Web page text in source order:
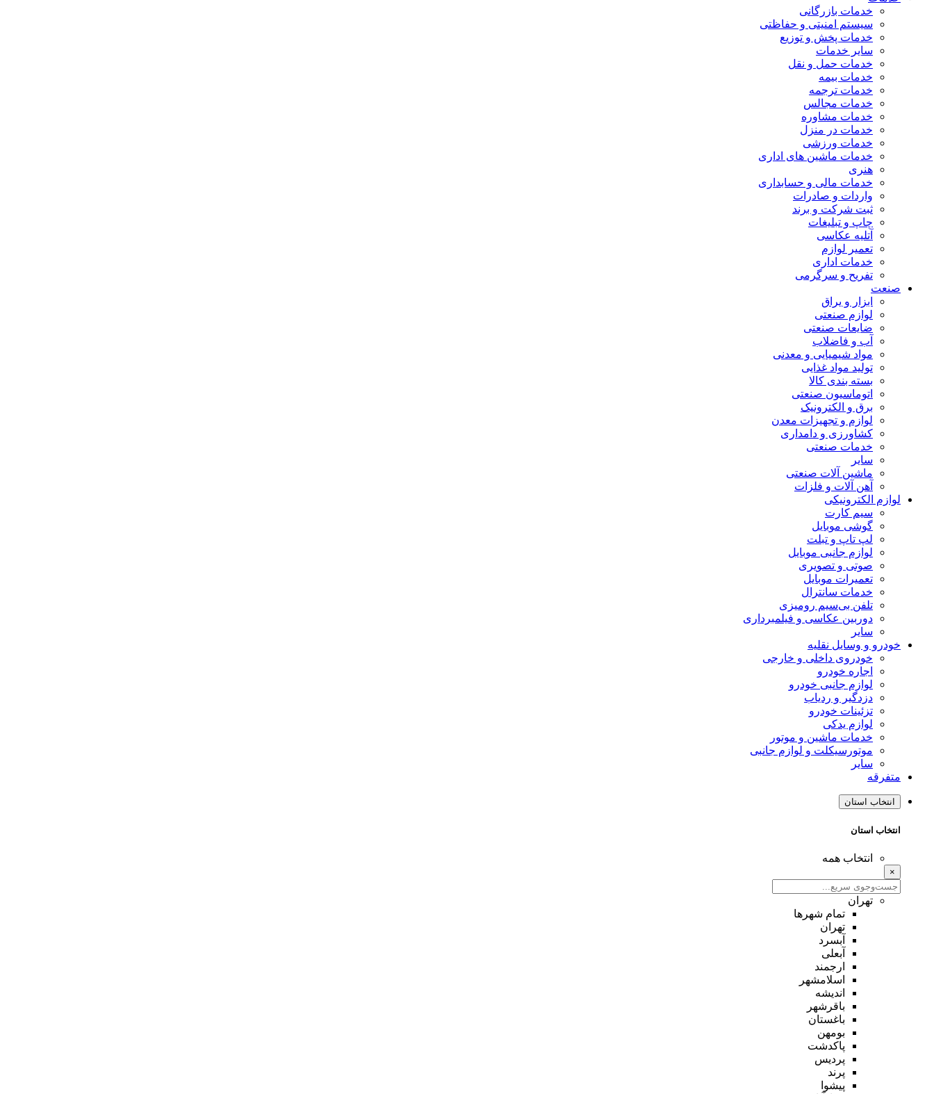
خدمات بازرگانی
سیستم امنیتی و حفاظتی
خدمات پخش و توزیع
سایر خدمات
خدمات حمل و نقل
خدمات بیمه
خدمات ترجمه
خدمات مجالس
خدمات مشاوره
خدمات در منزل
خدمات ورزشی
خدمات ماشین های اداری
هنری
خدمات مالی و حسابداری
واردات و صادرات
ثبت شرکت و برند
چاپ و تبلیغات
آتلیه عکاسی
تعمیر لوازم
خدمات اداری
تفریح و سرگرمی
صنعت
ابزار و یراق
لوازم صنعتی
ضایعات صنعتی
آب و فاضلاب
مواد شیمیایی و معدنی
تولید مواد غذایی
بسته بندی کالا
اتوماسیون صنعتی
برق و الکترونیک
لوازم و تجهیزات معدن
کشاورزی و دامداری
خدمات صنعتی
سایر
ماشین آلات صنعتی
آهن آلات و فلزات
لوازم الکترونیکی
سیم کارت
گوشی موبایل
لپ تاپ و تبلت
لوازم جانبی موبایل
صوتی و تصویری
تعمیرات موبایل
خدمات سانترال
تلفن بی‌سیم رومیزی
دوربین عکاسی و فیلمبرداری
سایر
خودرو و وسایل نقلیه
خودروی داخلی و خارجی
اجاره خودرو
لوازم جانبی خودرو
دزدگیر و ردیاب
تزئینات خودرو
لوازم یدکی
خدمات ماشین و موتور
موتورسیکلت و لوازم جانبی
سایر
متفرقه
انتخاب استان
انتخاب استان
انتخاب همه
×
تهران
تمام شهر‌ها
تهران
آبسرد
آبعلی
ارجمند
اسلامشهر
اندیشه
باقرشهر
باغستان
بومهن
پاکدشت
پردیس
پرند
پیشوا